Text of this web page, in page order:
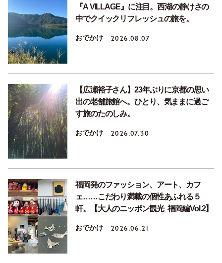
『A VILLAGE』に注目。西湖の静けさの
中でクイックリフレッシュの旅を。
おでかけ 2026.08.07
【広瀬裕子さん】23年ぶりに京都の思い
出の老舗旅館へ。ひとり、気ままに過ご
す旅のたのしみ。
おでかけ 2026.07.30
福岡発のファッション、アート、カフ
ェ……こだわり満載の個性あふれる５
軒。【大人のニッポン観光_福岡編Vol.2】
おでかけ 2026.06.21